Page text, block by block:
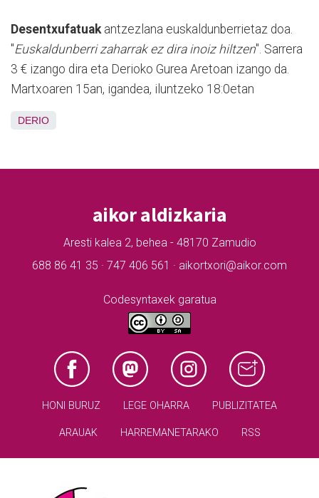
Desentxufatuakantzezlana euskaldunberrietaz doa.
"Euskaldunberri zaharrak ez dira inoiz hiltzen". Sarrera
3 € izango dira eta Derioko Gurea Aretoan izango da.
Martxoaren 15an, igandea, iluntzeko 18:0etan
DERIO
aikor aldizkaria
Aresti kalea 2, behea - 48170 Zamudio
688 86 41 35 · 747 406 561 · aikortxori@aikor.com
Codesyntaxek garatua
HONI BURUZ LEGE OHARRA PUBLIZITATEA
ARAUAK HARREMANETARAKO RSS